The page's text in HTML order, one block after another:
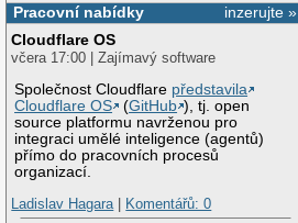
inzerujte »
Pracovní nabídky
Cloudflare OS
včera 17:00 | Zajímavý software
Společnost Cloudflare představila
Cloudflare OS
(GitHub ), tj. open
source platformu navrženou pro
integraci umělé inteligence (agentů)
přímo do pracovních procesů
organizací.
Ladislav Hagara| Komentářů: 0